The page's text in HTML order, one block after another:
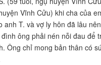
Vĩnh Cửu) khi cha của
anh T. và vợ ly hôn đã lâu
ông phải nén nỗi đau để
Ông chỉ mong bản thân có